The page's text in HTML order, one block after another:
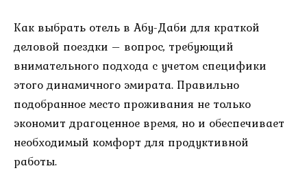
Как выбрать отель в Абу-Даби для краткой
деловой поездки – вопрос, требующий
внимательного подхода с учетом специфики
этого динамичного эмирата. Правильно
подобранное место проживания не только
экономит драгоценное время, но и обеспечивает
необходимый комфорт для продуктивной
работы.